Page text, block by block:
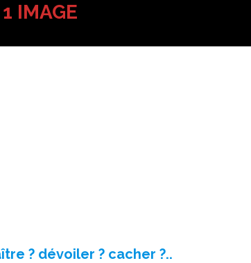
IMAGE
? dévoiler ? cacher ?..